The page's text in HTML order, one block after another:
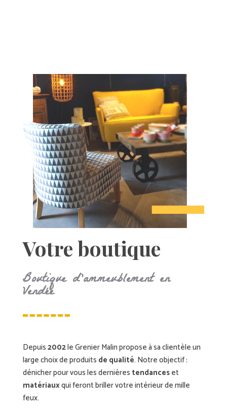
Votre boutique
Boutique d’ammeublement en
Vendée
Depuis2002le Grenier Malin propose à sa clientèle un
large choix de produits de qualité. Notre objectif :
dénicher pour vous les dernières tendanceset
matériauxqui feront briller votre intérieur de mille
feux.